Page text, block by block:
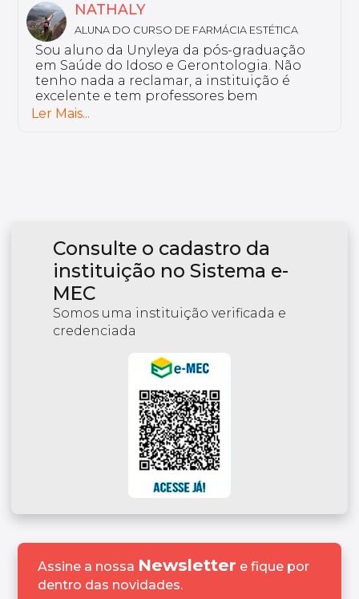
MARIA LUIZA
ALUNA DO CURSO DE DISLEXIA E DISTÚRBIOS
DE LEITURA E ESCRITA
Eu curso a pós-graduação em Dislexia e
Distúrbios de Leitura e Escrita. Por que eu
escolhi o curso Unyleya? Porque ele vai de
encontro com a minha rotina. Temos uma
plataforma colaborativa, onde o aluno é
Consulte o cadastro da
instituição no Sistema e-
MEC
Somos uma instituição verificada e
credenciada
Assine a nossa Newsletter e fique por
dentro das novidades.